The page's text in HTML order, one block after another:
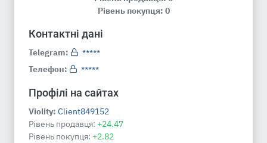
Рівень покупця: 0
Контактні дані
Telegram:
*****
Телефон:
*****
Профілі на сайтах
Violity: Client849152
Рівень продавця: +24.47
Рівень покупця: +2.82